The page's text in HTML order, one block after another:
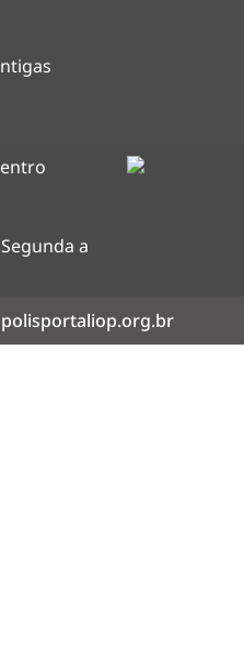
a
portaliop.org.br